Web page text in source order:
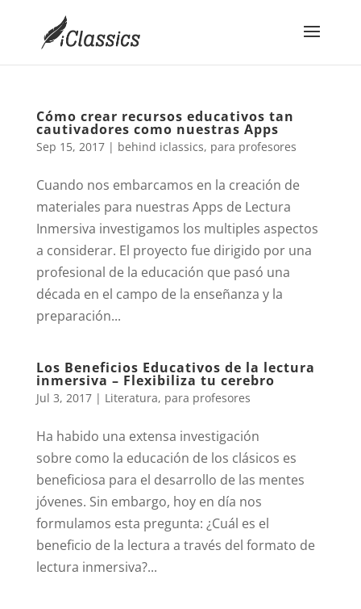
Cómo crear recursos educativos tan
cautivadores como nuestras Apps
Sep 15, 2017| behind iclassics, para profesores
Cuando nos embarcamos en la creación de
materiales para nuestras Apps de Lectura
Inmersiva investigamos los multiples aspectos
a considerar. El proyecto fue dirigido por una
profesional de la educación que pasó una
década en el campo de la enseñanza y la
preparación...
Los Beneficios Educativos de la lectura
inmersiva – Flexibiliza tu cerebro
Jul 3, 2017| Literatura, para profesores
Ha habido una extensa investigación
sobre como la educación de los clásicos es
beneficiosa para el desarrollo de las mentes
jóvenes. Sin embargo, hoy en día nos
formulamos esta pregunta: ¿Cuál es el
beneficio de la lectura a través del formato de
lectura inmersiva?...